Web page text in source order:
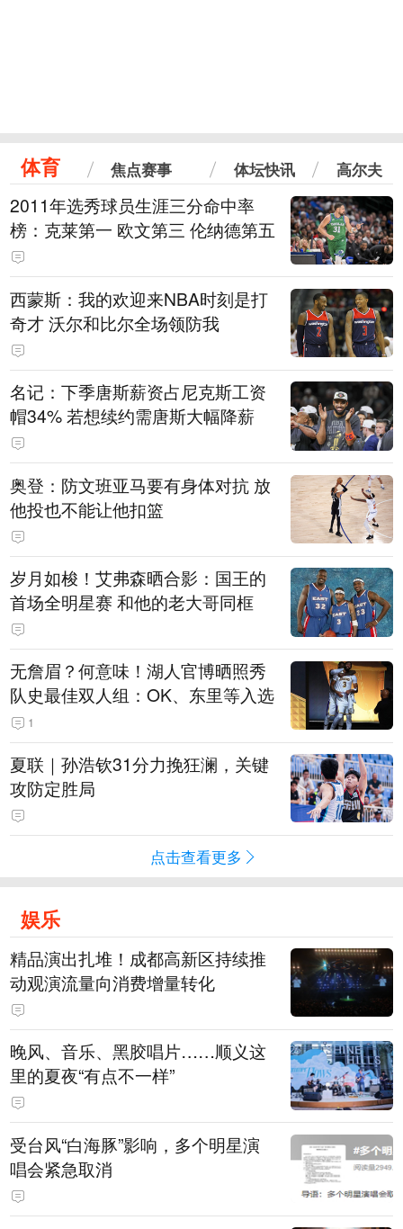
体育 焦点赛事 体坛快讯 高尔夫
2011年选秀球员生涯三分命中率
榜：克莱第一 欧文第三 伦纳德第五
西蒙斯：我的欢迎来NBA时刻是打
奇才 沃尔和比尔全场领防我
名记：下季唐斯薪资占尼克斯工资
帽34% 若想续约需唐斯大幅降薪
奥登：防文班亚马要有身体对抗 放
他投也不能让他扣篮
岁月如梭！艾弗森晒合影：国王的
首场全明星赛 和他的老大哥同框
无詹眉？何意味！湖人官博晒照秀
队史最佳双人组：OK、东里等入选
1
夏联｜孙浩钦31分力挽狂澜，关键
攻防定胜局
点击查看更多
娱乐
精品演出扎堆！成都高新区持续推
动观演流量向消费增量转化
晚风、音乐、黑胶唱片……顺义这
里的夏夜“有点不一样”
受台风“白海豚”影响，多个明星演
唱会紧急取消